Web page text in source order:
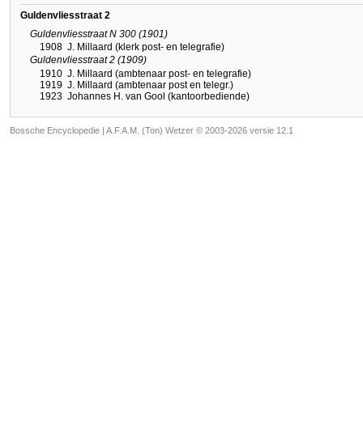
Guldenvliesstraat 2
Guldenvliesstraat N 300 (1901)
1908 J. Millaard (klerk post- en telegrafie)
Guldenvliesstraat 2 (1909)
1910 J. Millaard (ambtenaar post- en telegrafie)
1919 J. Millaard (ambtenaar post en telegr.)
1923 Johannes H. van Gool (kantoorbediende)
Bossche Encyclopedie | A.F.A.M. (Ton) Wetzer © 2003-2026 versie 12.1